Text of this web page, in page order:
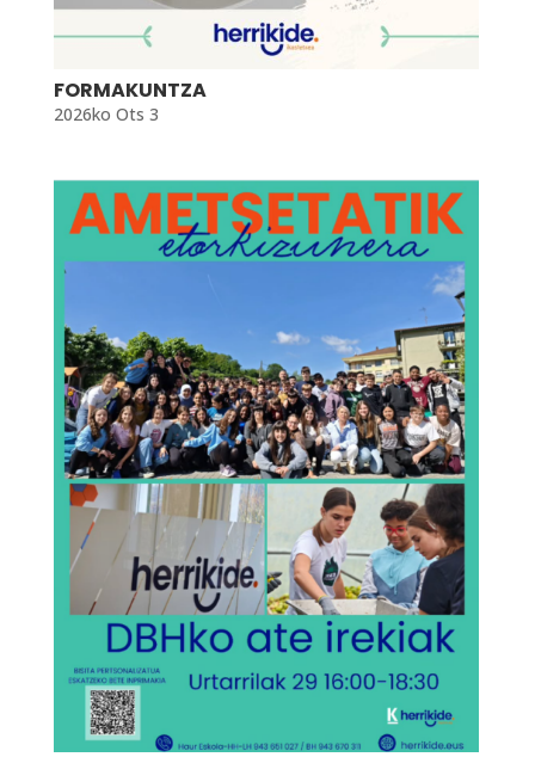
FORMAKUNTZA
2026ko Ots 3